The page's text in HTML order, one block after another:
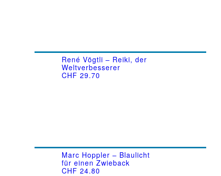
René Vögtli – Reiki, der
Weltverbesserer
CHF 29.70
Marc Hoppler – Blaulicht
für einen Zwieback
CHF 24.80